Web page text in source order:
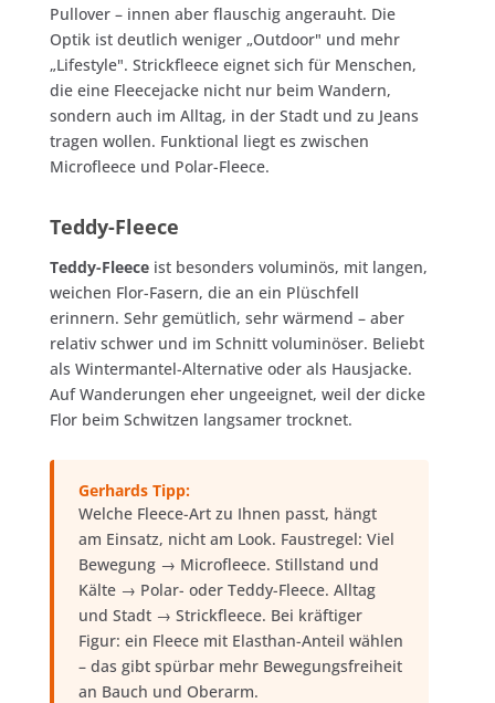
Pullover – innen aber flauschig angerauht. Die
Optik ist deutlich weniger „Outdoor" und mehr
„Lifestyle". Strickfleece eignet sich für Menschen,
die eine Fleecejacke nicht nur beim Wandern,
sondern auch im Alltag, in der Stadt und zu Jeans
tragen wollen. Funktional liegt es zwischen
Microfleece und Polar-Fleece.
Teddy-Fleece
Teddy-Fleece ist besonders voluminös, mit langen,
weichen Flor-Fasern, die an ein Plüschfell
erinnern. Sehr gemütlich, sehr wärmend – aber
relativ schwer und im Schnitt voluminöser. Beliebt
als Wintermantel-Alternative oder als Hausjacke.
Auf Wanderungen eher ungeeignet, weil der dicke
Flor beim Schwitzen langsamer trocknet.
Gerhards Tipp:
Welche Fleece-Art zu Ihnen passt, hängt
am Einsatz, nicht am Look. Faustregel: Viel
Bewegung → Microfleece. Stillstand und
Kälte → Polar- oder Teddy-Fleece. Alltag
und Stadt → Strickfleece. Bei kräftiger
Figur: ein Fleece mit Elasthan-Anteil wählen
– das gibt spürbar mehr Bewegungsfreiheit
an Bauch und Oberarm.